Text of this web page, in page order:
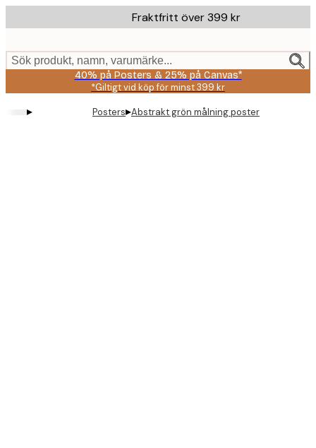
to
content.
Fraktfritt över 399 kr
Sök produkt, namn, varumärke...
40% på Posters & 25% på Canvas*
*Giltigt vid köp för minst 399 kr
▸ Posters▸Abstrakt grön målning poster